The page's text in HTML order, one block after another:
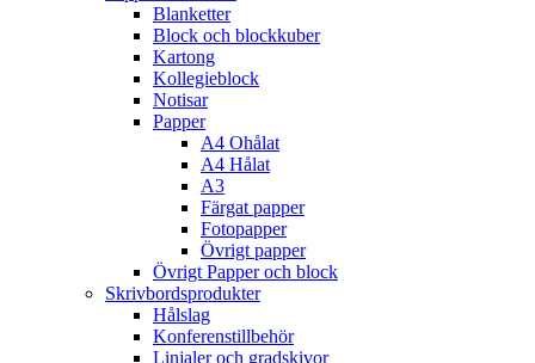
Blanketter
Block och blockkuber
Kartong
Kollegieblock
Notisar
Papper
A4 Ohålat
A4 Hålat
A3
Färgat papper
Fotopapper
Övrigt papper
Övrigt Papper och block
Skrivbordsprodukter
Hålslag
Konferenstillbehör
Linjaler och gradskivor